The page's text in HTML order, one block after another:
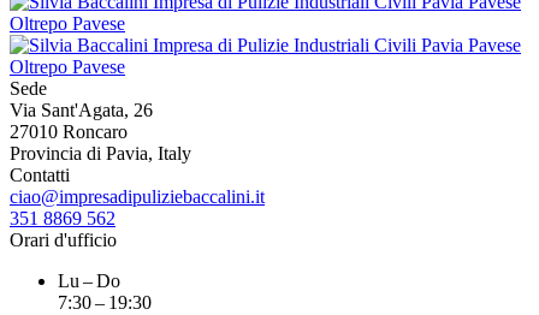
Sede
Via Sant'Agata, 26
27010 Roncaro
Provincia di Pavia, Italy
Contatti
ciao@impresadipuliziebaccalini.it
351 8869 562
Orari d'ufficio
Lu – Do
7:30 – 19:30